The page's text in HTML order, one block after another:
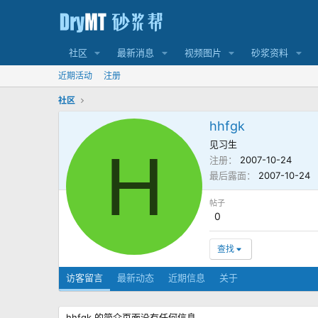
社区 最新消息 视频图片 砂浆资料
近期活动 注册
社区
H
hhfgk
见习生
注册
2007-10-24
最后露面
2007-10-24
帖子
0
查找
访客留言 最新动态 近期信息 关于